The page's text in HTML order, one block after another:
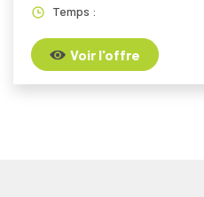
Temps :
Voir l'offre